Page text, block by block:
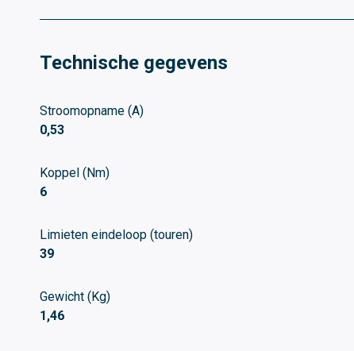
Technische gegevens
Stroomopname (A)
0,53
Koppel (Nm)
6
Limieten eindeloop (touren)
39
Gewicht (Kg)
1,46